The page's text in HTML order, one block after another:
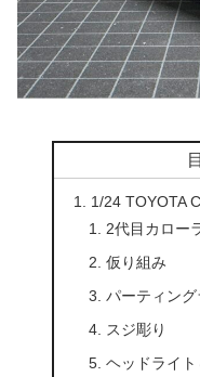
1/24 TOYOTA
2代目カロー
仮り組み
パーティング
スジ彫り
ヘッドライ